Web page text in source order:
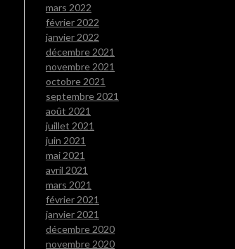
mars 2022
février 2022
janvier 2022
décembre 2021
novembre 2021
octobre 2021
septembre 2021
août 2021
juillet 2021
juin 2021
mai 2021
avril 2021
mars 2021
février 2021
janvier 2021
décembre 2020
novembre 2020